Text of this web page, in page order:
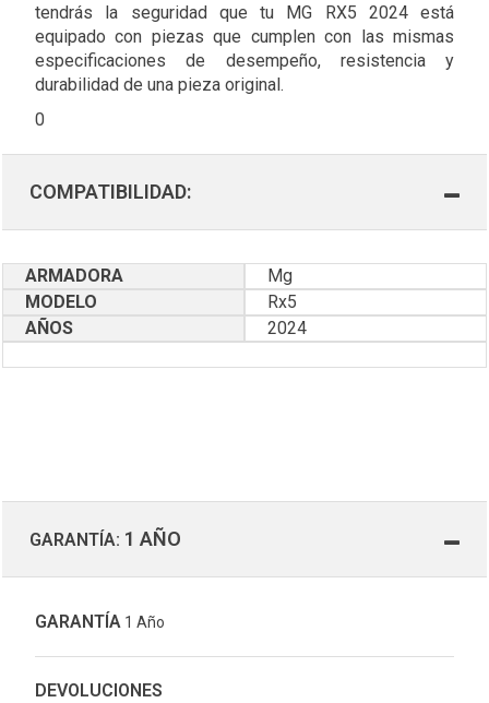
tendrás la seguridad que tu MG RX5 2024 está
equipado con piezas que cumplen con las mismas
especificaciones de desempeño, resistencia y
durabilidad de una pieza original.
0
COMPATIBILIDAD:
ARMADORA
Mg
MODELO
Rx5
AÑOS
2024
GARANTÍA: 1 AÑO
GARANTÍA 1 Año
DEVOLUCIONES